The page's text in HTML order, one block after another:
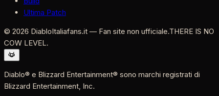
Ultima Patch
© 2026 DiabloItaliafans.it — Fan site non ufficiale.THERE IS NO
COW LEVEL.
Diablo® e Blizzard Entertainment® sono marchi registrati di
Blizzard Entertainment, Inc.